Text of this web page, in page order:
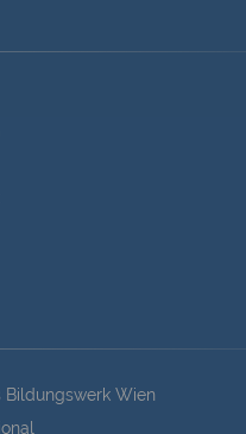
Bildungswerk Wien